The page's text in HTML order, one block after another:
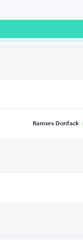
Ramses Donfack